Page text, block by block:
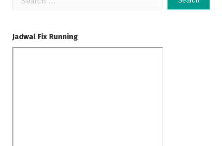
Jadwal Fix Running